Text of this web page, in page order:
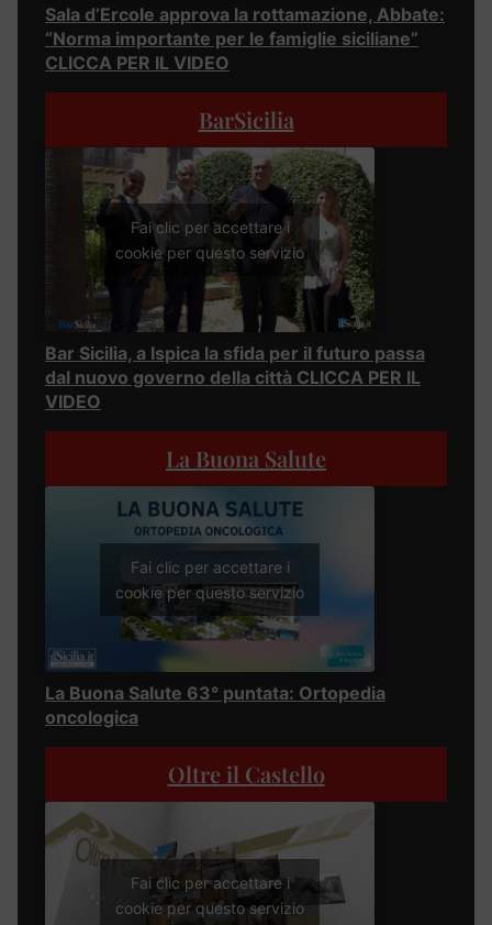
Sala d’Ercole approva la rottamazione, Abbate:
“Norma importante per le famiglie siciliane”
CLICCA PER IL VIDEO
BarSicilia
Fai clic per accettare i
cookie per questo servizio
Bar Sicilia, a Ispica la sfida per il futuro passa
dal nuovo governo della città CLICCA PER IL
VIDEO
La Buona Salute
Fai clic per accettare i
cookie per questo servizio
La Buona Salute 63° puntata: Ortopedia
oncologica
Oltre il Castello
Fai clic per accettare i
cookie per questo servizio